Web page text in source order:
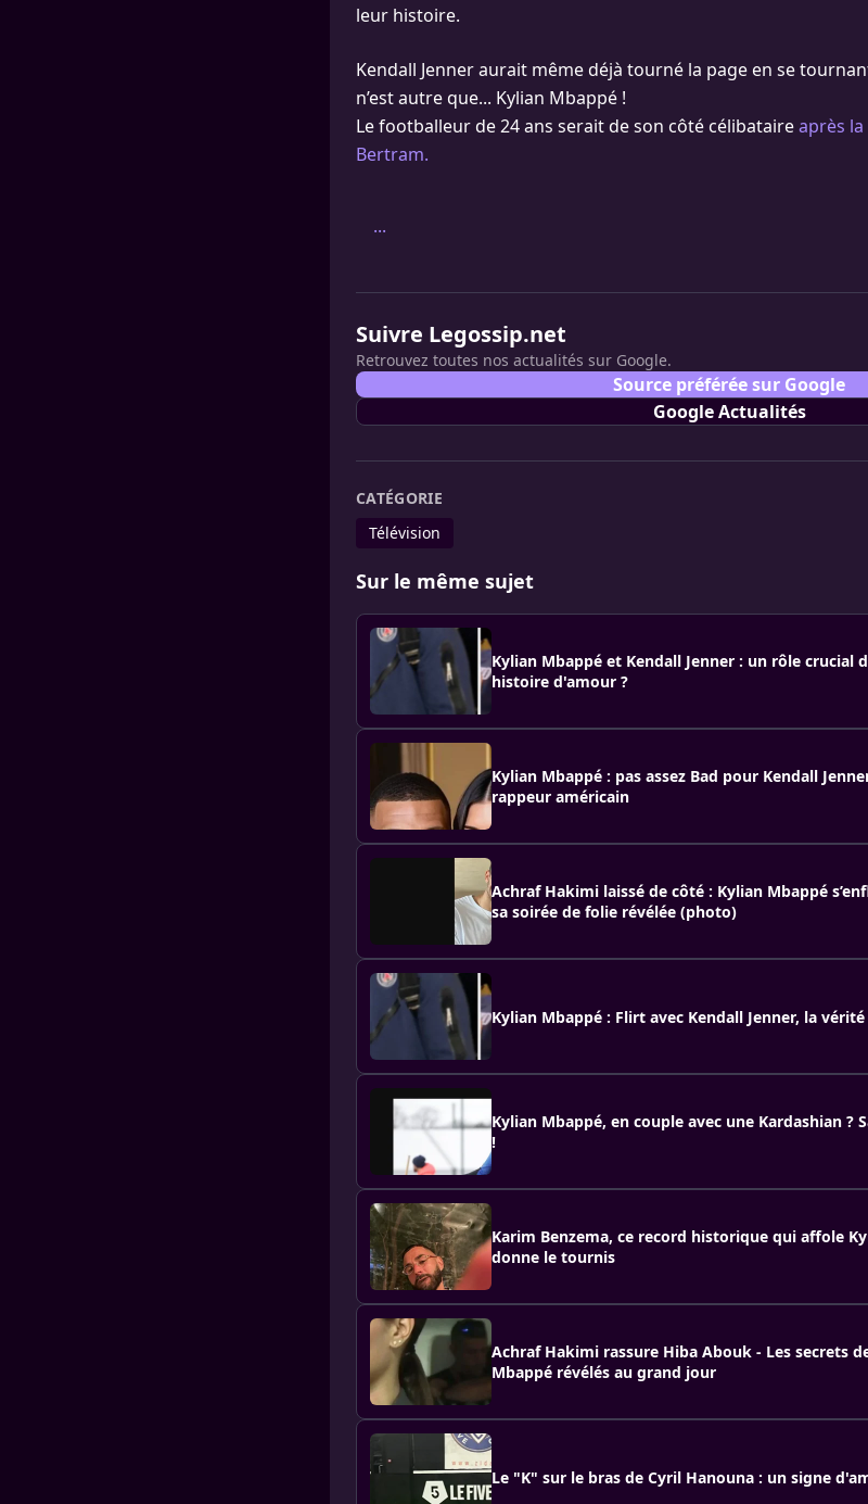
leur histoire.
Kendall Jenner aurait même déjà tourné la page en se
n’est autre que... Kylian Mbappé !
Le footballeur de 24 ans serait de son côté célibataireaprès
Bertram.
...
Suivre Legossip.net
Retrouvez toutes nos actualités sur Google.
Source préférée sur Google
Google Actualités
CATÉGORIE
Télévision
Sur le même sujet
Kylian Mbappé et Kendall Jenner : un rôle crucial
histoire d'amour ?
Kylian Mbappé : pas assez Bad pour Kendall
rappeur américain
Achraf Hakimi laissé de côté : Kylian Mbappé
sa soirée de folie révélée (photo)
Kylian Mbappé : Flirt avec Kendall Jenner, la
Kylian Mbappé, en couple avec une Kardashian
!
Karim Benzema, ce record historique qui affole
donne le tournis
Achraf Hakimi rassure Hiba Abouk - Les secrets
Mbappé révélés au grand jour
Le "K" sur le bras de Cyril Hanouna : un signe